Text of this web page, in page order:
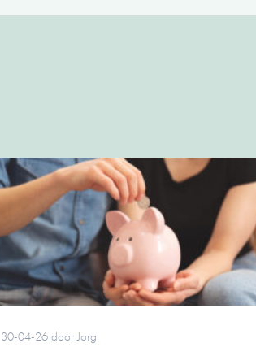
30-04-26 doorJorg